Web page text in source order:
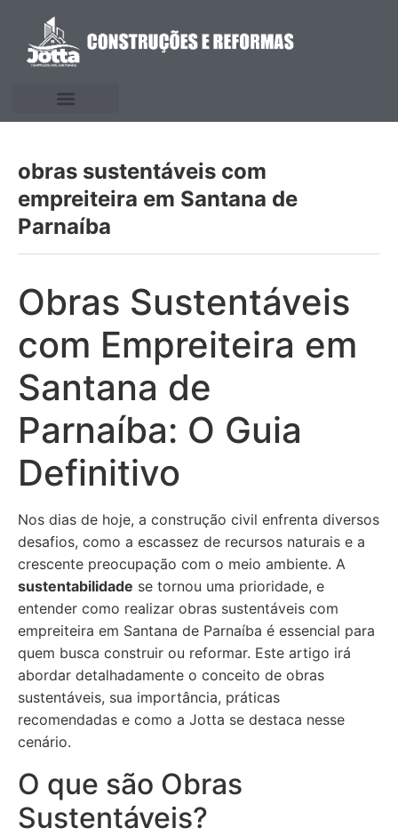
obras sustentáveis com
empreiteira em Santana de
Parnaíba
Obras Sustentáveis
com Empreiteira em
Santana de
Parnaíba: O Guia
Definitivo
Nos dias de hoje, a construção civil enfrenta diversos
desafios, como a escassez de recursos naturais e a
crescente preocupação com o meio ambiente. A
sustentabilidade se tornou uma prioridade, e
entender como realizar obras sustentáveis com
empreiteira em Santana de Parnaíba é essencial para
quem busca construir ou reformar. Este artigo irá
abordar detalhadamente o conceito de obras
sustentáveis, sua importância, práticas
recomendadas e como a Jotta se destaca nesse
cenário.
O que são Obras
Sustentáveis?